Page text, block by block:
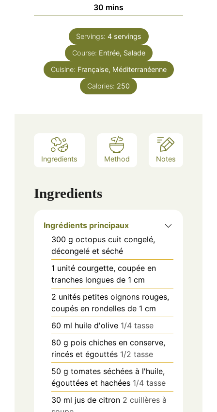
30 minutes
mins
Servings: 4 servings
Course: Entrée, Salade
Cuisine: Française, Méditerranéenne
Calories: 250
Ingredients Method Notes
Ingredients
Ingrédients principaux
300 g octopus cuit congelé,
décongelé et séché
1 unité courgette, coupée en
tranches longues de 1 cm
2 unités petites oignons rouges,
coupés en rondelles de 1 cm
60 ml huile d'olive 1/4 tasse
80 g pois chiches en conserve,
rincés et égouttés 1/2 tasse
50 g tomates séchées à l'huile,
égouttées et hachées 1/4 tasse
30 ml jus de citron 2 cuillères à